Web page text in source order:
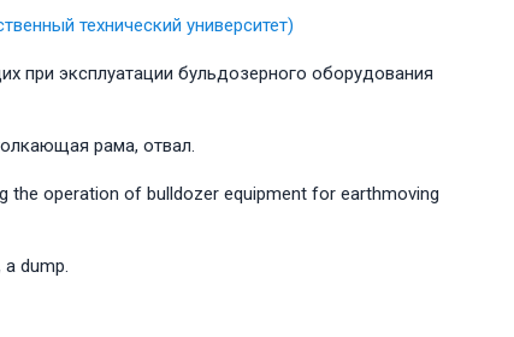
технический университет)
при эксплуатации бульдозерного оборудования
рама, отвал.
the operation of bulldozer equipment for earthmoving
dump.